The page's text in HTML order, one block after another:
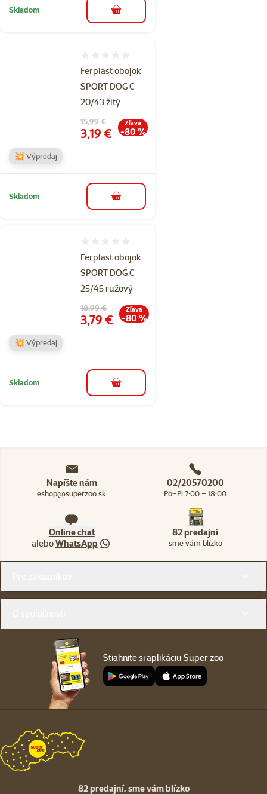
Skladom do košíka
Ferplast obojok
SPORT DOG C
20/43 žltý
Pôvodná cena
15,99 €
Cena
3,19 €
Zľava
-80 %
💥 Výpredaj
Skladom do košíka
Ferplast obojok
SPORT DOG C
25/45 ružový
Pôvodná cena
18,99 €
Cena
3,79 €
Zľava
-80 %
💥 Výpredaj
Skladom do košíka
Napíšte nám
eshop@superzoo.sk
02/20570200
Po–Pi 7:00 – 18:00
Online chat
aleboWhatsApp
82 predajní
sme vám blízko
Stiahnite si aplikáciu Super zoo
82 predajní, sme vám blízko